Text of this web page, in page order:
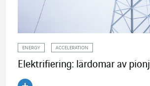
ENERGY ACCELERATION
Elektrifiering: lärdomar av